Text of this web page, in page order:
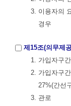
3. 이용자의
경우
제15조(의무제
1. 가입자구
2. 가입자구
27%(간선
3. 관로